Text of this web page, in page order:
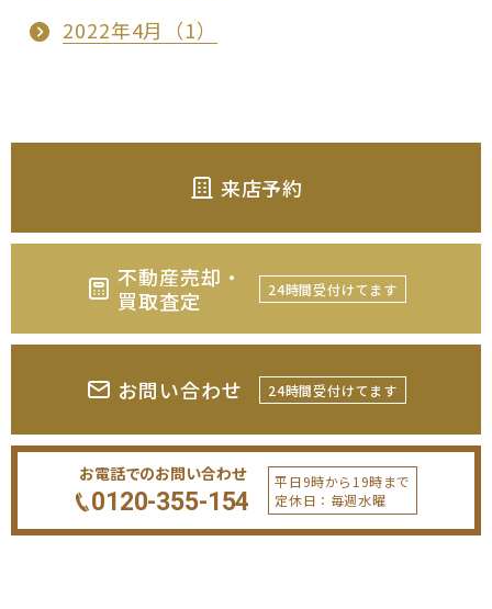
2022年4月（1）
来店予約
不動産売却・
買取査定
24時間受付けてます
お問い合わせ 24時間受付けてます
お電話でのお問い合わせ
0120-355-154
平日9時から19時まで
定休日：毎週水曜